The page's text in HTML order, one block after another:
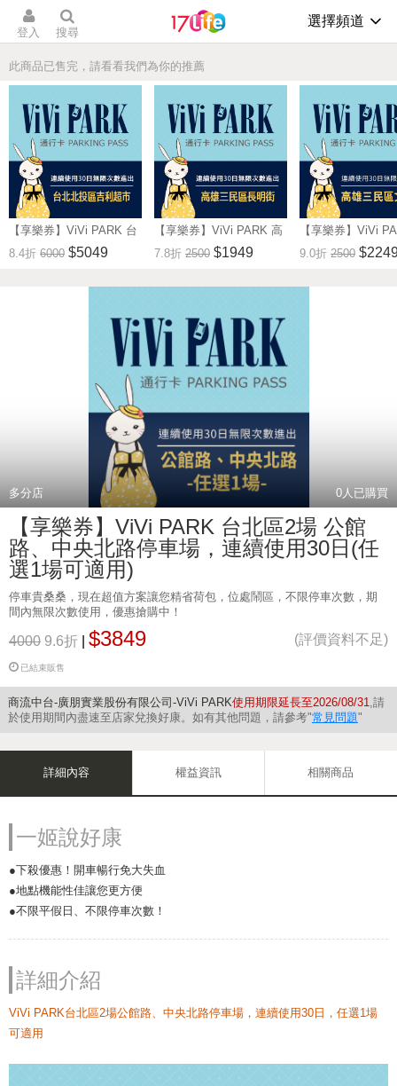
登入 搜尋
選擇頻道
此商品已售完，請看看我們為你的推薦
【享樂券】ViVi PARK 台
北市北投區吉利超市停車
場，連續使用30日
8.4折 6000 $5049
【享樂券】ViVi PARK 高
雄市三民區長明街停車
場，連續使用30日
7.8折 2500 $1949
【享樂券】ViVi
雄市三民區文濱路
場，連續使用30日
9.0折 2500
多分店 0人已購買
【享樂券】ViVi PARK 台北區2場 公館
路、中央北路停車場，連續使用30日(任
選1場可適用)
停車貴桑桑，現在超值方案讓您精省荷包，位處鬧區，不限停車次數，期
間內無限次數使用，優惠搶購中！
4000 9.6折 $3849 (評價資料不足)
已結束販售
商流中台-廣朋實業股份有限公司-ViVi PARK使用期限延長至2026/08/31,請
於使用期間內盡速至店家兌換好康。如有其他問題，請參考"常見問題"
詳細內容 權益資訊 相關商品
一姬說好康
●下殺優惠！開車暢行免大失血
●地點機能性佳讓您更方便
●不限平假日、不限停車次數！
詳細介紹
ViVi PARK台北區2場公館路、中央北路停車場，連續使用30日，任選1場
可適用